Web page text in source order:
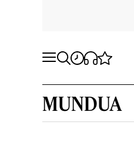
MUNDUA